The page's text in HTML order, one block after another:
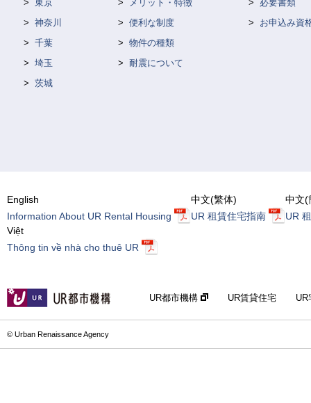
東京
神奈川
千葉
埼玉
茨城
メリット・特徴
便利な制度
物件の種類
耐震について
必要書類
お申込み資
English
Information About UR Rental Housing
中文(繁体)
UR 租賃住宅指南
中文(
UR
Việt
Thông tin về nhà cho thuê UR
UR都市機構 UR賃貸住宅
© Urban Renaissance Agency